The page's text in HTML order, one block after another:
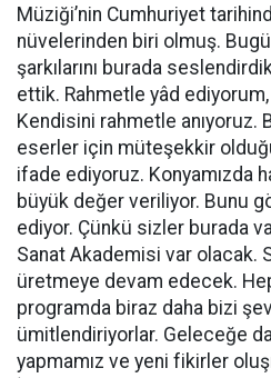
Müziği’nin Cumhuriyet
nüvelerinden biri olmuş.
şarkılarını burada
ettik. Rahmetle yâd
Kendisini rahmetle anıyoruz.
eserler için müteşekkir
ifade ediyoruz. Konyamızda
büyük değer veriliyor. Bunu
ediyor. Çünkü sizler burada
Sanat Akademisi var olacak.
üretmeye devam edecek.
programda biraz daha bizi
ümitlendiriyorlar. Geleceğe
yapmamız ve yeni fikirler